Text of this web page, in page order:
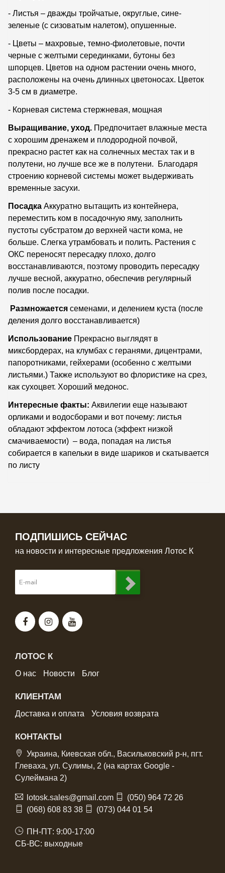
- Листья – дважды тройчатые, округлые, сине-
зеленые (с сизоватым налетом), опушенные.
- Цветы – махровые, темно-фиолетовые, почти
черные с желтыми серединками, бутоны без
шпорцев. Цветов на одном растении очень много,
расположены на очень длинных цветоносах. Цветок
3-5 см в диаметре.
- Корневая система стержневая, мощная
Выращивание, уход. Предпочитает влажные места
с хорошим дренажем и плодородной почвой,
прекрасно растет как на солнечных местах так и в
полутени, но лучше все же в полутени. Благодаря
строению корневой системы может выдерживать
временные засухи.
Посадка Аккуратно вытащить из контейнера,
переместить ком в посадочную яму, заполнить
пустоты субстратом до верхней части кома, не
больше. Слегка утрамбовать и полить. Растения с
ОКС переносят пересадку плохо, долго
восстанавливаются, поэтому проводить пересадку
лучше весной, аккуратно, обеспечив регулярный
полив после посадки.
Размножается семенами, и делением куста (после
деления долго восстанавливается)
Использование Прекрасно выглядят в
миксбордерах, на клумбах с геранями, дицентрами,
папоротниками, гейхерами (особенно с желтыми
листьями.) Также используют во флористике на срез,
как сухоцвет. Хороший медонос.
Интересные факты: Аквилегии еще называют
орликами и водосборами и вот почему: листья
обладают эффектом лотоса (эффект низкой
смачиваемости) – вода, попадая на листья
собирается в капельки в виде шариков и скатывается
по листу
ПОДПИШИСЬ СЕЙЧАС
на новости и интересные предложения Лотос К
ЛОТОС К
О нас Новости Блог
КЛИЕНТАМ
Доставка и оплата Условия возврата
КОНТАКТЫ
Украина, Киевская обл., Васильковский р-н, пгт.
Глеваха, ул. Сулимы, 2 (на картах Google -
Сулеймана 2)
lotosk.sales@gmail.com
(050) 964 72 26
(068) 608 83 38
(073) 044 01 54
ПН-ПТ: 9:00-17:00
СБ-ВС: выходные